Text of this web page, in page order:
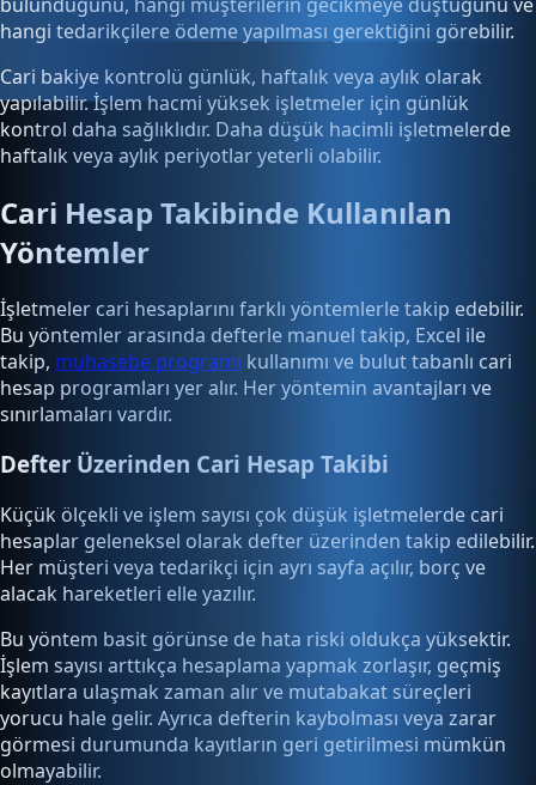
hangi tedarikçilere ödeme yapılması gerektiğini görebilir.
Cari bakiye kontrolü günlük, haftalık veya aylık olarak
yapılabilir. İşlem hacmi yüksek işletmeler için günlük
kontrol daha sağlıklıdır. Daha düşük hacimli işletmelerde
haftalık veya aylık periyotlar yeterli olabilir.
Cari Hesap Takibinde Kullanılan
Yöntemler
İşletmeler cari hesaplarını farklı yöntemlerle takip edebilir.
Bu yöntemler arasında defterle manuel takip, Excel ile
takip, muhasebe programı kullanımı ve bulut tabanlı cari
hesap programları yer alır. Her yöntemin avantajları ve
sınırlamaları vardır.
Defter Üzerinden Cari Hesap Takibi
Küçük ölçekli ve işlem sayısı çok düşük işletmelerde cari
hesaplar geleneksel olarak defter üzerinden takip edilebilir.
Her müşteri veya tedarikçi için ayrı sayfa açılır, borç ve
alacak hareketleri elle yazılır.
Bu yöntem basit görünse de hata riski oldukça yüksektir.
İşlem sayısı arttıkça hesaplama yapmak zorlaşır, geçmiş
kayıtlara ulaşmak zaman alır ve mutabakat süreçleri
yorucu hale gelir. Ayrıca defterin kaybolması veya zarar
görmesi durumunda kayıtların geri getirilmesi mümkün
olmayabilir.